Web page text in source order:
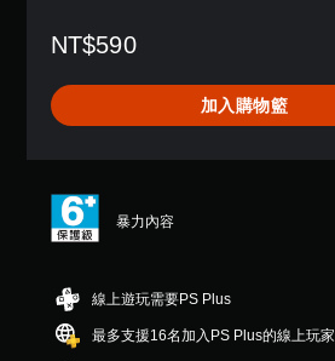
分
3
.
星
（
滿
顆
星
NT$590
加入購物籃
暴力內容
線上遊玩需要PS Plus
最多支援16名加入PS Plus的線上玩家